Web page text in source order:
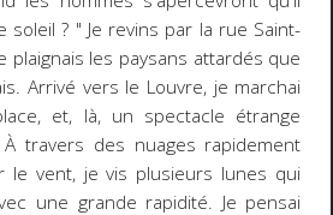
soleil ? " Je revins par la rue Saint-
plaignais les paysans attardés que
Arrivé vers le Louvre, je marchai
et, là, un spectacle étrange
À travers des nuages rapidement
le vent, je vis plusieurs lunes qui
une grande rapidité. Je pensai